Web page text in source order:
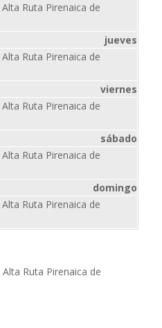
Alta Ruta Pirenaica de
jueves
Alta Ruta Pirenaica de
viernes
Alta Ruta Pirenaica de
sábado
Alta Ruta Pirenaica de
domingo
Alta Ruta Pirenaica de
Alta Ruta Pirenaica de